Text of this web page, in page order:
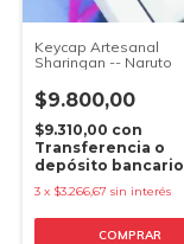
Keycap Artesanal
Sharingan -- Naruto
$9.800,00
$9.310,00 con
Transferencia o
depósito bancario
3 x $3.266,67 sin interés